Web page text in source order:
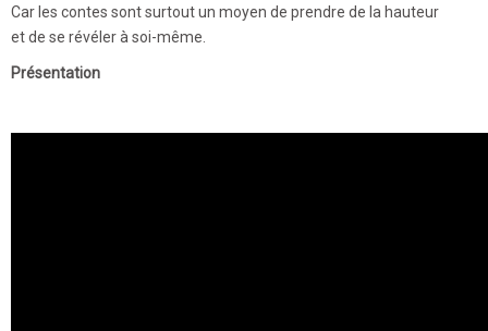
Car les contes sont surtout un moyen de prendre de la hauteur
et de se révéler à soi-même.
Présentation